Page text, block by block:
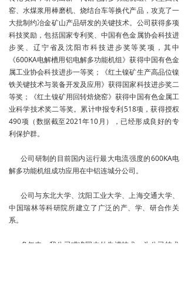
窑、水煤浆用棒磨机、烧结台车等换代产品，攻克了一
大批制约冶金矿山产品研发的关键技术。公司获得多项
科技奖励，包括国家专利奖、中国有色金属协会科技进
步奖、辽宁省及沈阳市科技进步奖等奖项，其中
《600KA电解槽用铝电解多功能机组》获得中国有色金
属工业协会科技进步一等奖；《红土镍矿生产高品位镍
铁关键技术与装备开发及应用》获得国家科技进步奖二
等奖；《红土镍矿用回转焙烧窑》获得中国有色金属工
业科学技术奖二等奖。累计申报专利518项，获得授权
490项（数据截至2021年10月），已经形成良好的专
利保护群。
公司研制的目前国内运行最大电流强度的600KA电
解多功能机组成功应用在中铝连城分公司。
公司与东北大学、沈阳工业大学、上海交通大学、
中国瑞林等科研院所建立了广泛的产、学、研合作关
系。
多年来，我公司瞄准国内外先进技术，为公司技术